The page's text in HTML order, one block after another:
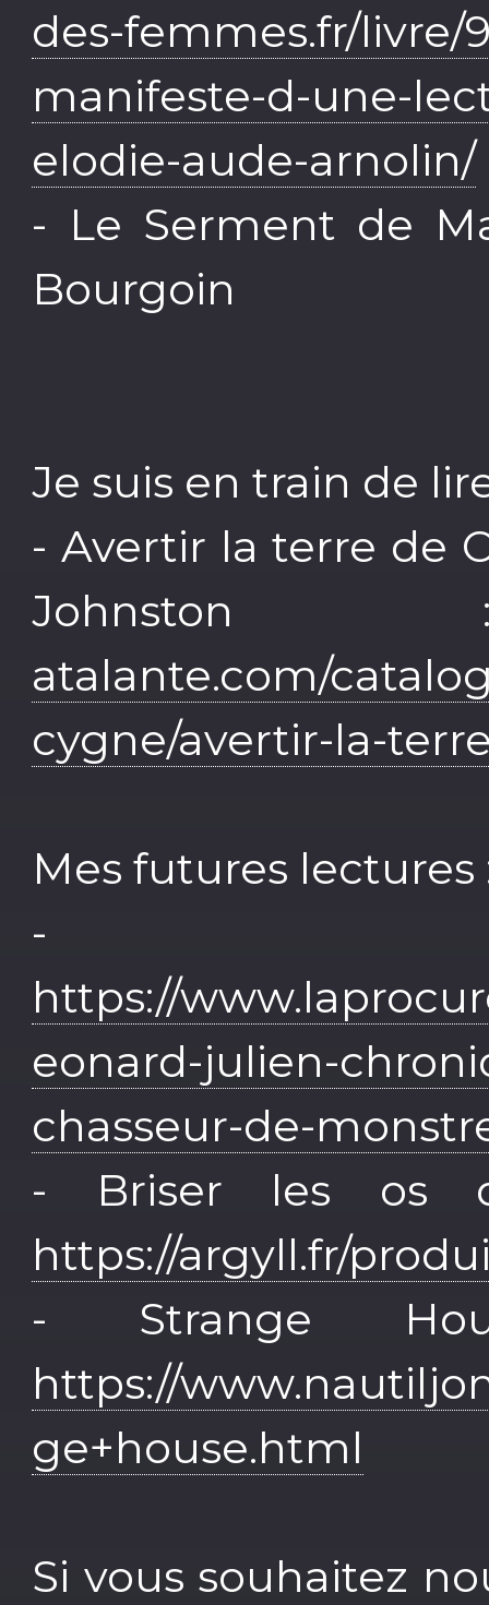
des-femmes.fr/livre/
manifeste-d-une-
elodie-aude-arnolin/
- Le Serment de
Bourgoin
Je suis en train de
- Avertir la terre de
atalante.com/
cygne/avertir-la-
Mes futures lectures
-
https://
eonard-julien-
chasseur-de-
- Briser les os
https://argyll.fr/
- Strange
https://
ge+house.html
Si vous souhaitez